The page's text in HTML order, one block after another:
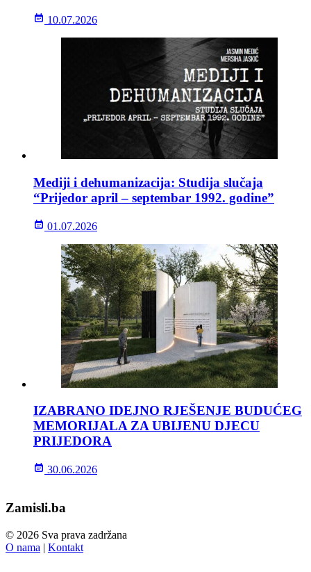
10.07.2026
Mediji i dehumanizacija: Studija slučaja
“Prijedor april – septembar 1992. godine”
01.07.2026
IZABRANO IDEJNO RJEŠENJE BUDUĆEG
MEMORIJALA ZA UBIJENU DJECU
PRIJEDORA
30.06.2026
Zamisli.ba
© 2026 Sva prava zadržana
O nama | Kontakt